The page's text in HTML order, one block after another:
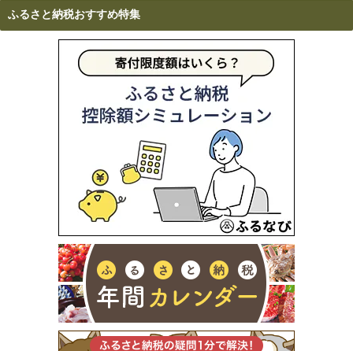
ふるさと納税おすすめ特集